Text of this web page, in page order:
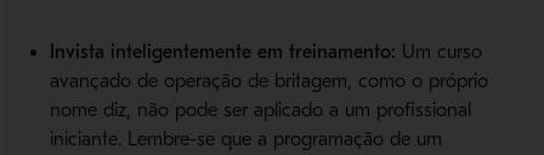
Invista inteligentemente em treinamento: Um curso
avançado de operação de britagem, como o próprio
nome diz, não pode ser aplicado a um profissional
iniciante. Lembre-se que a programação de um